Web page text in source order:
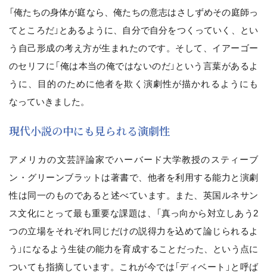
「俺たちの身体が庭なら、俺たちの意志はさしずめその庭師っ
てところだ」とあるように、自分で自分をつくっていく、とい
う自己形成の考え方が生まれたのです。そして、イアーゴー
のセリフに「俺は本当の俺ではないのだ」という言葉があるよ
うに、目的のために他者を欺く演劇性が描かれるようにも
なっていきました。
現代小説の中にも見られる演劇性
アメリカの文芸評論家でハーバード大学教授のスティーブ
ン・グリーンブラットは著書で、他者を利用する能力と演劇
性は同一のものであると述べています。また、英国ルネサン
ス文化にとって最も重要な課題は、「真っ向から対立しあう2
つの立場をそれぞれ同じだけの説得力を込めて論じられるよ
う」になるよう生徒の能力を育成することだった、という点に
ついても指摘しています。これが今では「ディベート」と呼ば